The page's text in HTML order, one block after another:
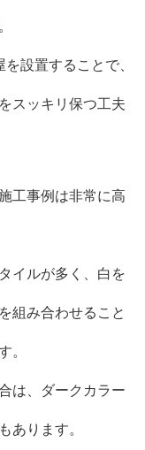
設置することで、
スッキリ保つ工夫
工事例は非常に高
イルが多く、白を
組み合わせること
。
は、ダークカラー
あります。